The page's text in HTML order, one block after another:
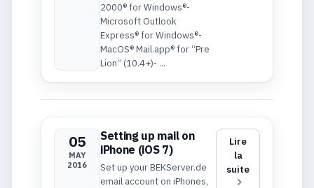
2000® for Windows®-
Microsoft Outlook
Express® for Windows®-
MacOS® Mail.app® for “Pre
Lion” (10.4+)- ...
05
MAY
2016
Setting up mail on
iPhone (iOS 7)
Set up your BEKServer.de
email account on iPhones,
Lire
la
suite